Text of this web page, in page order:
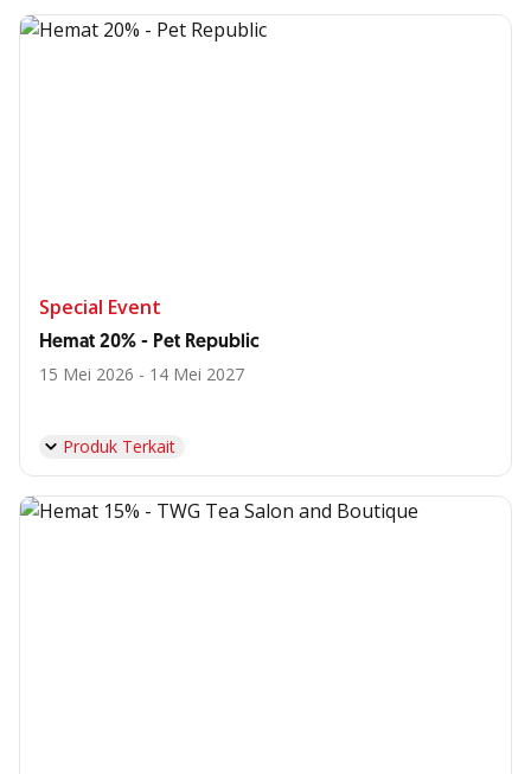
Special Event
Hemat 20% - Pet Republic
15 Mei 2026 - 14 Mei 2027
Produk Terkait